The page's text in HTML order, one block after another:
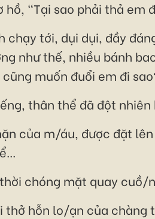
"Tại sao phải thả em
chạy tới, dụi dụi, đầy
như thế, nhiều bánh
muốn đuổi em đi
thân thể đã đột
của m/áu, được đặt
chóng mặt quay cuồ/
hỗn lo/ạn của chàng